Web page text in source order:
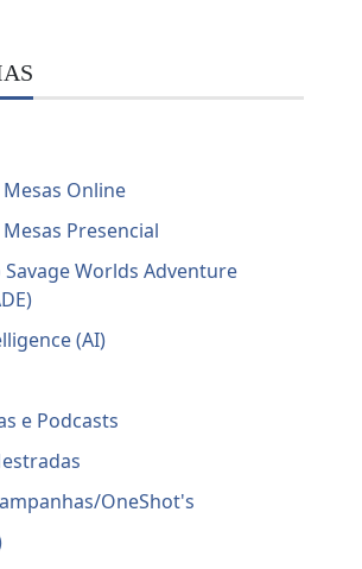
Online
Presencial
Worlds Adventure
(AI)
e Podcasts
OneShot's